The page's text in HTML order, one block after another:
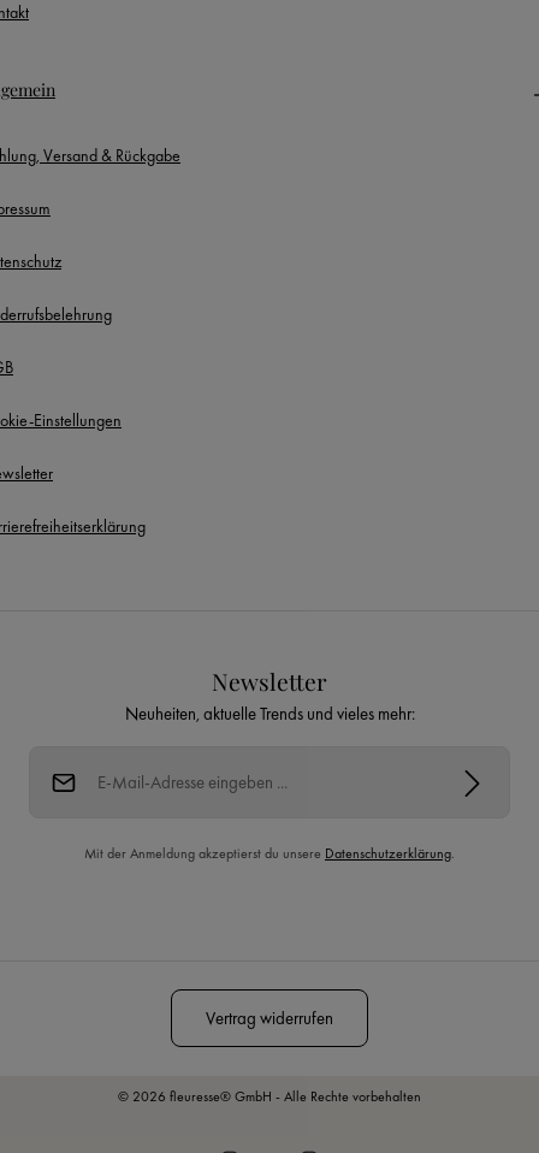
Versand & Rückgabe
Einstellungen
Newsletter
Neuheiten, aktuelle Trends und vieles mehr:
Mit der Anmeldung akzeptierst du unsere Datenschutzerklärung.
Vertrag widerrufen
© 2026 fleuresse® GmbH - Alle Rechte vorbehalten